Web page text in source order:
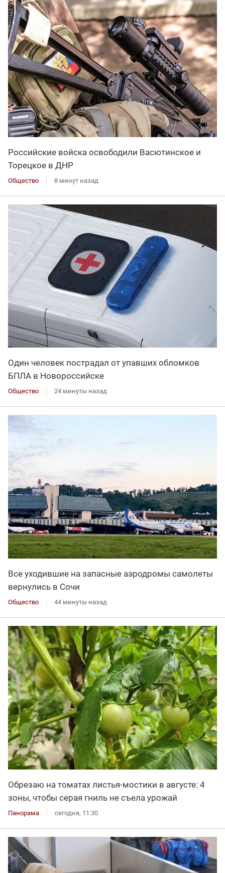
Российские войска освободили Васютинское и
Торецкое в ДНР
Общество 8 минут назад
Один человек пострадал от упавших обломков
БПЛА в Новороссийске
Общество 24 минуты назад
Все уходившие на запасные аэродромы самолеты
вернулись в Сочи
Общество 44 минуты назад
Обрезаю на томатах листья-мостики в августе: 4
зоны, чтобы серая гниль не съела урожай
Панорама сегодня, 11:30